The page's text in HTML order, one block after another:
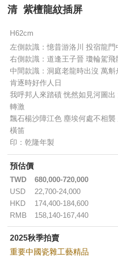
清 紫檀龍紋插屏
H62cm
左側款識：憶昔游洛川 投宿龍
右側款識：道逢王子晉 瓊輪駕
中間款識：洞庭老龍時出沒 萬
肯逐時好作人日
我呼邦人來踏磧 恍然如見河圖
轉激
飄石楊沙障江色 塵埃何處不相
橫笛
印：乾隆年製
預估價
TWD
680,000-720,000
USD
22,700-24,000
HKD
174,400-184,600
RMB
158,140-167,440
2025秋季拍賣
重要中國瓷雜工藝精品